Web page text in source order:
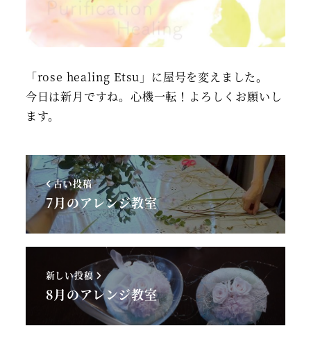
「rose healing Etsu」に屋号を変えました。
今日は新月ですね。心機一転！よろしくお願いし
ます。
古い投稿
7月のアレンジ教室
新しい投稿
8月のアレンジ教室